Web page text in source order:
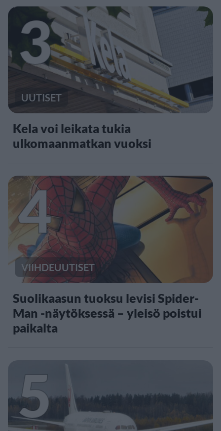
3
UUTISET
Kela voi leikata tukia
ulkomaanmatkan vuoksi
4
VIIHDEUUTISET
Suolikaasun tuoksu levisi Spider-
Man -näytöksessä – yleisö poistui
paikalta
5